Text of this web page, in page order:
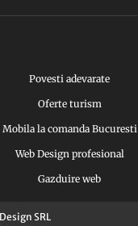
Povesti adevarate
Oferte turism
Mobila la comanda Bucuresti
Web Design profesional
Gazduire web
SRL